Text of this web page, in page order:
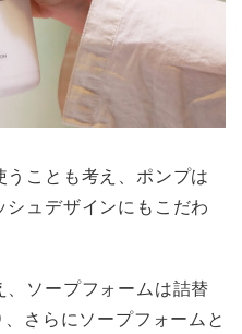
ことも考え、ポンプは
ュデザインにもこだわ
ソープフォームは詰替
、さらにソープフォームと